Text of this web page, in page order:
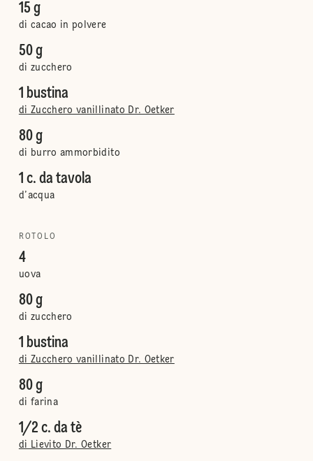
15 g
di cacao in polvere
50 g
di zucchero
1 bustina
di Zucchero vanillinato Dr. Oetker
80 g
di burro ammorbidito
1 c. da tavola
d’acqua
ROTOLO
4
uova
80 g
di zucchero
1 bustina
di Zucchero vanillinato Dr. Oetker
80 g
di farina
1/2 c. da tè
di Lievito Dr. Oetker